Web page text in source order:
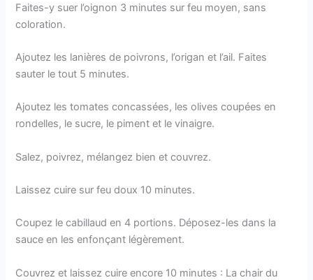
Faites-y suer l’oignon 3 minutes sur feu moyen, sans
coloration.
Ajoutez les lanières de poivrons, l’origan et l’ail. Faites
sauter le tout 5 minutes.
Ajoutez les tomates concassées, les olives coupées en
rondelles, le sucre, le piment et le vinaigre.
Salez, poivrez, mélangez bien et couvrez.
Laissez cuire sur feu doux 10 minutes.
Coupez le cabillaud en 4 portions. Déposez-les dans la
sauce en les enfonçant légèrement.
Couvrez et laissez cuire encore 10 minutes : La chair du